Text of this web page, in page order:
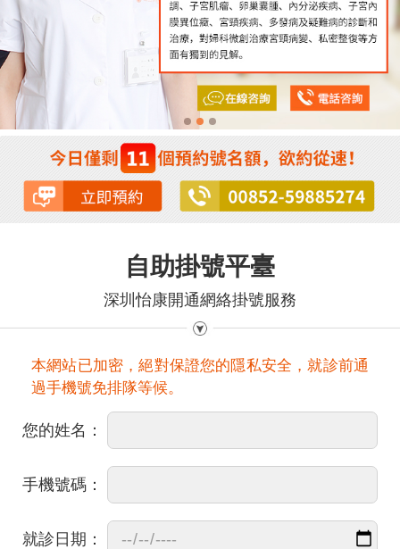
自助掛號平臺
深圳怡康開通網絡掛號服務
本網站已加密，絕對保證您的隱私安全，就診前通
過手機號免排隊等候。
您的姓名：
手機號碼：
就診日期：